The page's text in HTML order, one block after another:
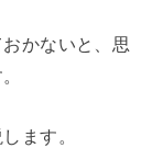
かないと、思
ます。